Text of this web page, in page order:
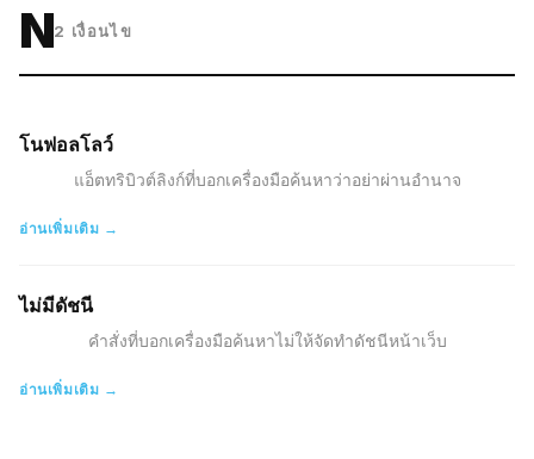
N2 เงื่อนไข
โนฟอลโลว์
แอ็ตทริบิวต์ลิงก์ที่บอกเครื่องมือค้นหาว่าอย่าผ่านอำนาจ
อ่านเพิ่มเติม →
ไม่มีดัชนี
คำสั่งที่บอกเครื่องมือค้นหาไม่ให้จัดทำดัชนีหน้าเว็บ
อ่านเพิ่มเติม →